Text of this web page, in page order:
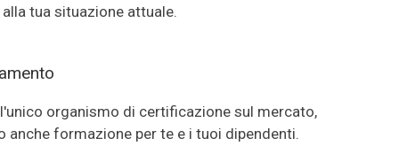
tua situazione attuale.
organismo di certificazione sul mercato,
anche formazione per te e i tuoi dipendenti.